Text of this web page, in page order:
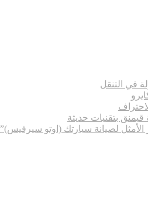
في التنقل
بتقنيات حديثة
لصيانة سيارتك (اوتو سيرفيس)”